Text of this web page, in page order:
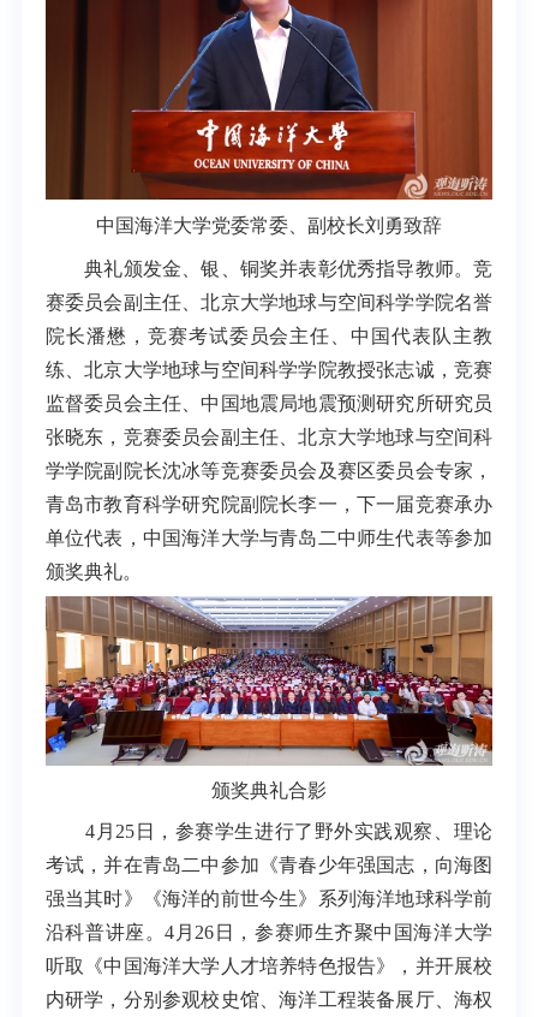
中国海洋大学党委常委、副校长刘勇致辞
典礼颁发金、银、铜奖并表彰优秀指导教师。竞
赛委员会副主任、北京大学地球与空间科学学院名誉
院长潘懋，竞赛考试委员会主任、中国代表队主教
练、北京大学地球与空间科学学院教授张志诚，竞赛
监督委员会主任、中国地震局地震预测研究所研究员
张晓东，竞赛委员会副主任、北京大学地球与空间科
学学院副院长沈冰等竞赛委员会及赛区委员会专家，
青岛市教育科学研究院副院长李一，下一届竞赛承办
单位代表，中国海洋大学与青岛二中师生代表等参加
颁奖典礼。
颁奖典礼合影
4月25日，参赛学生进行了野外实践观察、理论
考试，并在青岛二中参加《青春少年强国志，向海图
强当其时》《海洋的前世今生》系列海洋地球科学前
沿科普讲座。4月26日，参赛师生齐聚中国海洋大学
听取《中国海洋大学人才培养特色报告》，并开展校
内研学，分别参观校史馆、海洋工程装备展厅、海权